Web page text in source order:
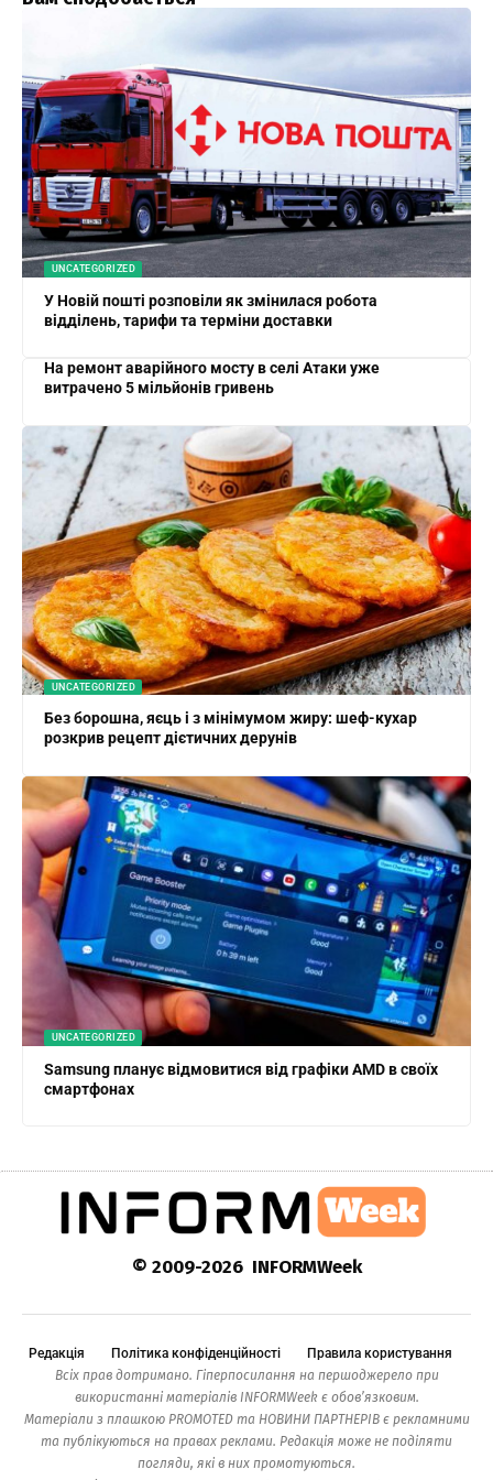
UNCATEGORIZED
У Новій пошті розповіли як змінилася робота
відділень, тарифи та терміни доставки
На ремонт аварійного мосту в селі Атаки уже
витрачено 5 мільйонів гривень
UNCATEGORIZED
Без борошна, яєць і з мінімумом жиру: шеф-кухар
розкрив рецепт дієтичних дерунів
UNCATEGORIZED
Samsung планує відмовитися від графіки AMD в своїх
смартфонах
© 2009-2026 INFORMWeek
Редакція Політика конфіденційності
Правила користування
Всіх прав дотримано. Гіперпосилання на першоджерело при
використанні матеріалів INFORMWeek є обов’язковим.
Матеріали з плашкою PROMOTED та НОВИНИ ПАРТНЕРІВ є рекламними
та публікуються на правах реклами. Редакція може не поділяти
погляди, які в них промотуються.